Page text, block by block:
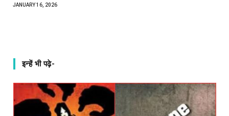
JANUARY 16, 2026
इन्हें भी पढ़े-